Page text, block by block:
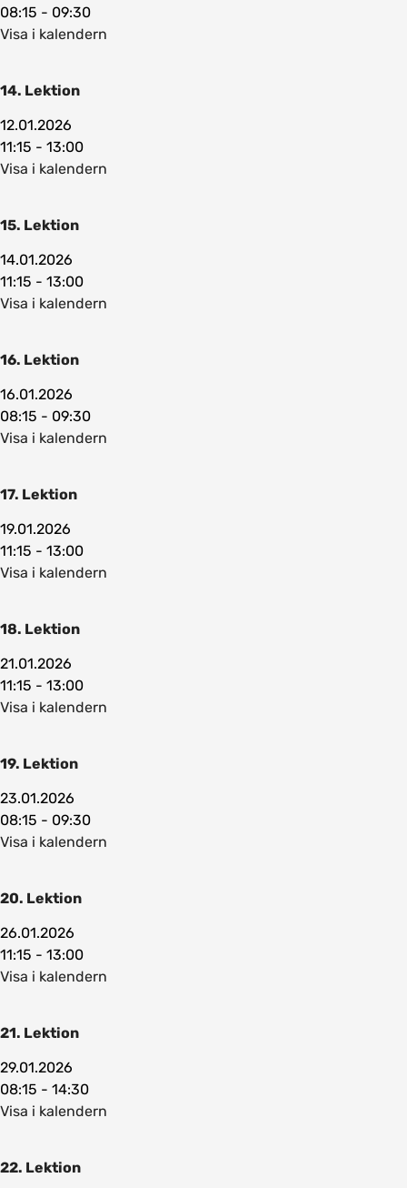
08:15 - 09:30
Visa i kalendern
14. Lektion
12.01.2026
11:15 - 13:00
Visa i kalendern
15. Lektion
14.01.2026
11:15 - 13:00
Visa i kalendern
16. Lektion
16.01.2026
08:15 - 09:30
Visa i kalendern
17. Lektion
19.01.2026
11:15 - 13:00
Visa i kalendern
18. Lektion
21.01.2026
11:15 - 13:00
Visa i kalendern
19. Lektion
23.01.2026
08:15 - 09:30
Visa i kalendern
20. Lektion
26.01.2026
11:15 - 13:00
Visa i kalendern
21. Lektion
29.01.2026
08:15 - 14:30
Visa i kalendern
22. Lektion